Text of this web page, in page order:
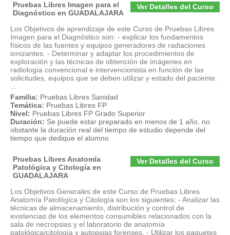
Ver Detalles del Curso
Pruebas Libres Imagen para el
Diagnóstico en GUADALAJARA
Los Objetivos de aprendizaje de este Curso de Pruebas Libres
Imagen para el Diagnóstico son: - explicar los fundamentos
físicos de las fuentes y equipos generadores de radiaciones
ionizantes. - Determinar y adaptar los procedimientos de
exploración y las técnicas de obtención de imágenes en
radiología convencional e intervencionista en función de las
solicitudes, equipos que se deben utilizar y estado del paciente.
Familia: Pruebas Libres Sanidad
Temática: Pruebas Libres FP
Nivel: Pruebas Libres FP Grado Superior
Duración: Se puede estar preparado en menos de 1 año, no
obstante la duración real del tiempo de estudio depende del
tiempo que dedique el alumno
Ver Detalles del Curso
Pruebas Libres Anatomía
Patológica y Citología en
GUADALAJARA
Los Objetivos Generales de este Curso de Pruebas Libres
Anatomía Patológica y Citología son los siguientes: - Analizar las
técnicas de almacenamiento, distribución y control de
existencias de los elementos consumibles relacionados con la
sala de necropsias y el laboratorio de anatomía
patológica/citología y autopsias forenses. - Utilizar los paquetes